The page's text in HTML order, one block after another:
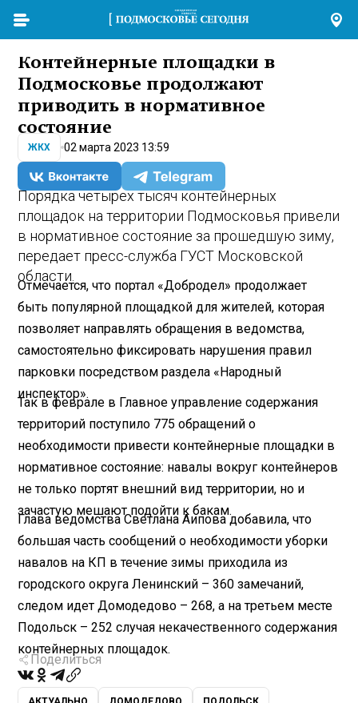
Контейнерные площадки в
Подмосковье продолжают
приводить в нормативное
состояние
ЖКХ 02 марта 2023 13:59
Порядка четырех тысяч контейнерных
площадок на территории Подмосковья привели
в нормативное состояние за прошедшую зиму,
передает пресс-служба ГУСТ Московской
области.
Отмечается, что портал «Добродел» продолжает
быть популярной площадкой для жителей, которая
позволяет направлять обращения в ведомства,
самостоятельно фиксировать нарушения правил
парковки посредством раздела «Народный
инспектор».
Так в феврале в Главное управление содержания
территорий поступило 775 обращений о
необходимости привести контейнерные площадки в
нормативное состояние: навалы вокруг контейнеров
не только портят внешний вид территории, но и
зачастую мешают подойти к бакам.
Глава ведомства Светлана Аипова добавила, что
большая часть сообщений о необходимости уборки
навалов на КП в течение зимы приходила из
городского округа Ленинский – 360 замечаний,
следом идет Домодедово – 268, а на третьем месте
Подольск – 252 случая некачественного содержания
контейнерных площадок.
Поделиться